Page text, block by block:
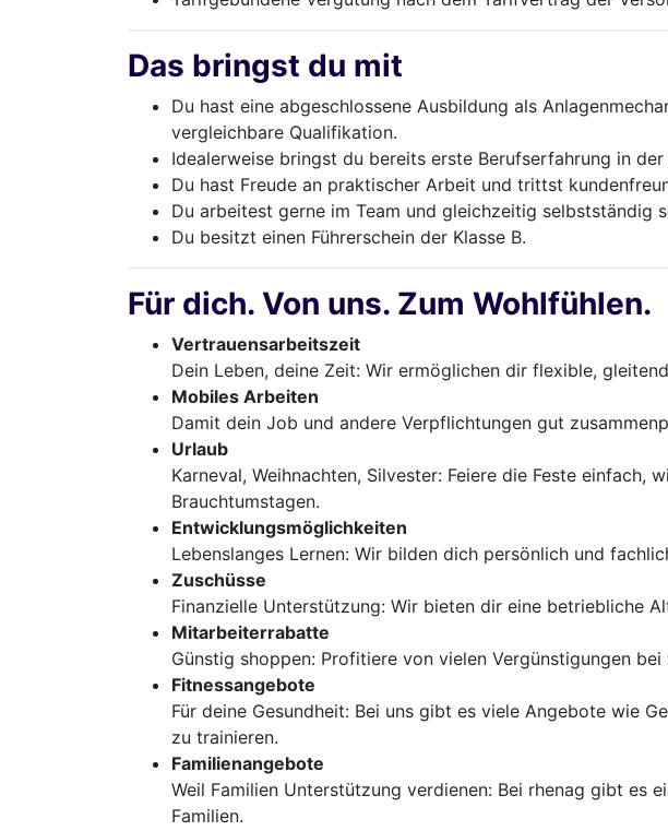
Das bringst du mit
Du hast eine abgeschlossene Ausbildung als
vergleichbare Qualifikation.
Idealerweise bringst du bereits erste Berufs­er­fahrung in
Du hast Freude an praktischer Arbeit und trittst
Du arbeitest gerne im Team und gleichzeitig selbstständig
Du besitzt einen Führerschein der Klasse B.
Für dich. Von uns. Zum Wohlfühlen.
Vertrauensarbeitszeit
Dein Leben, deine Zeit: Wir ermöglichen dir flexible,
Mobiles Arbeiten
Damit dein Job und andere Verpflichtungen gut
Urlaub
Karneval, Weihnachten, Silvester: Feiere die Feste
Brauchtumstagen.
Entwicklungsmöglichkeiten
Lebenslanges Lernen: Wir bilden dich persönlich und
Zuschüsse
Finanzielle Unterstützung: Wir bieten dir eine betriebliche
Mitarbeiterrabatte
Günstig shoppen: Profitiere von vielen Vergünstigungen
Fitnessangebote
Für deine Gesundheit: Bei uns gibt es viele Angebote wie
zu trainieren.
Familienangebote
Weil Familien Unterstützung verdienen: Bei rhenag gibt es
Familien.